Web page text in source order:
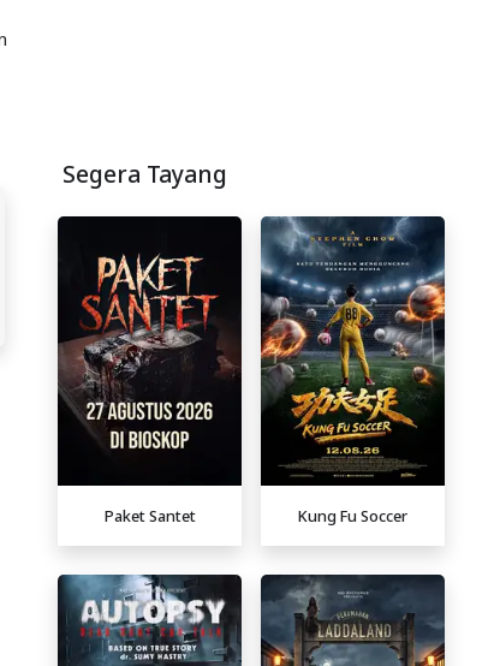
Segera Tayang
Paket Santet Kung Fu Soccer